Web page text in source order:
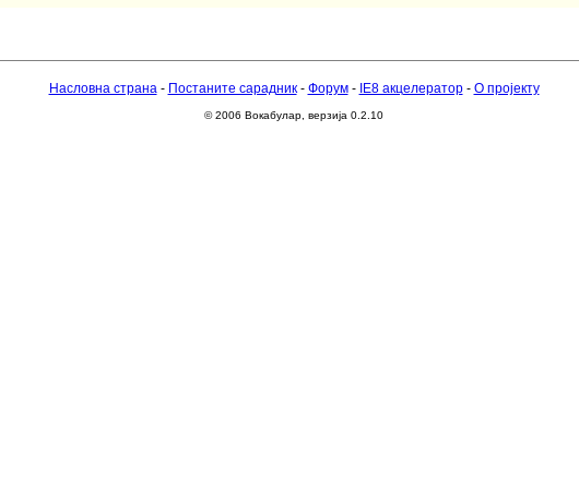
Насловна страна- Постаните сарадник- Форум- IE8 акцелератор- О пројекту
© 2006 Вокабулар, верзија 0.2.10